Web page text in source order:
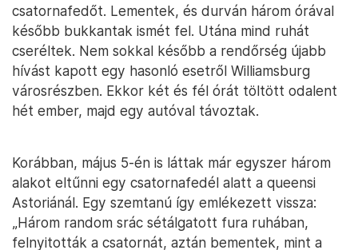
csatornafedőt. Lementek, és durván három órával
később bukkantak ismét fel. Utána mind ruhát
cseréltek. Nem sokkal később a rendőrség újabb
hívást kapott egy hasonló esetről Williamsburg
városrészben. Ekkor két és fél órát töltött odalent
hét ember, majd egy autóval távoztak.
Korábban, május 5-én is láttak már egyszer három
alakot eltűnni egy csatornafedél alatt a queensi
Astoriánál. Egy szemtanú így emlékezett vissza:
„Három random srác sétálgatott fura ruhában,
felnyitották a csatornát, aztán bementek, mint a